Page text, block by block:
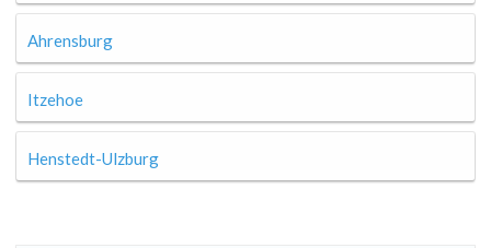
Ahrensburg
Itzehoe
Henstedt-Ulzburg